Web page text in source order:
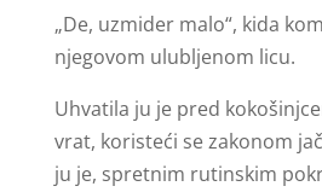
„De, uzmider malo“, kida
njegovom ulubljenom licu.
Uhvatila ju je pred
vrat, koristeći se zakonom
ju je, spretnim rutinskim